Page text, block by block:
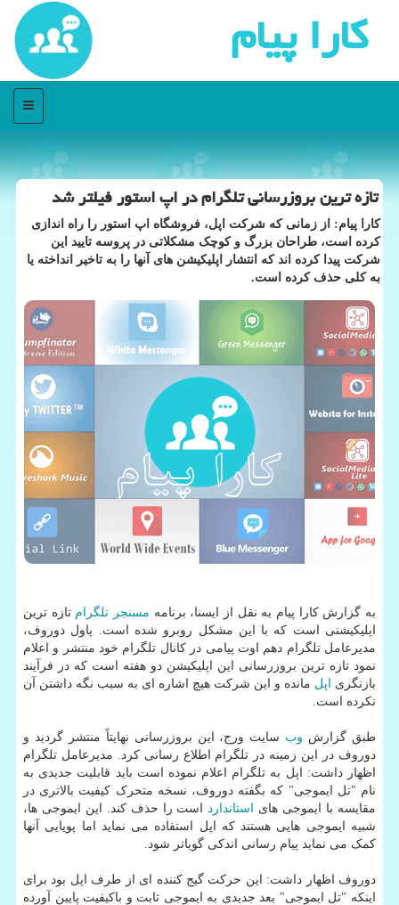
كارا پیام
منو
تازه ترین بروزرسانی تلگرام در اپ استور فیلتر شد
کارا پیام: از زمانی که شرکت اپل، فروشگاه اپ استور را راه اندازی
کرده است، طراحان بزرگ و کوچک مشکلاتی در پروسه تایید این
شرکت پیدا کرده اند که انتشار اپلیکیشن های آنها را به تاخیر انداخته یا
به کلی حذف کرده است.
به گزارش کارا پیام به نقل از ایسنا، برنامه مسنجر تلگرام تازه ترین
اپلیکیشنی است که با این مشکل روبرو شده است. پاول دوروف،
مدیرعامل تلگرام دهم اوت پیامی در کانال تلگرام خود منتشر و اعلام
نمود تازه ترین بروزرسانی این اپلیکیشن دو هفته است که در فرآیند
بازنگری
اپل مانده و این شرکت هیچ اشاره ای به سبب نگه داشتن آن
نکرده است.
طبق گزارش وب سایت ورج، این بروزرسانی نهایتاً منتشر گردید و
دوروف در این زمینه در تلگرام اطلاع رسانی کرد. مدیرعامل تلگرام
اظهار داشت: اپل به تلگرام اعلام نموده است باید قابلیت جدیدی به
نام "تل ایموجی" که بگفته دوروف، نسخه متحرک کیفیت بالاتری در
مقایسه با ایموجی های
استاندارداست را حذف کند. این ایموجی ها،
شبیه ایموجی هایی هستند که اپل استفاده می نماید اما پویایی آنها
کمک می نماید پیام رسانی اندکی گویاتر شود.
دوروف اظهار داشت: این حرکت گیج کننده ای از طرف اپل بود برای
اینکه "تل ایموجی" بعد جدیدی به ایموجی ثابت و باکیفیت پایین آورده